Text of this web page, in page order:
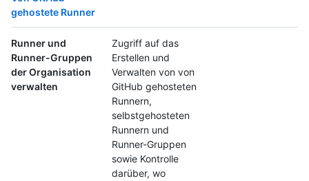
gehostete Runner
Runner und
Runner-Gruppen
der Organisation
verwalten
Zugriff auf das
Erstellen und
Verwalten von von
GitHub gehosteten
Runnern,
selbstgehosteten
Runnern und
Runner-Gruppen
sowie Kontrolle
darüber, wo